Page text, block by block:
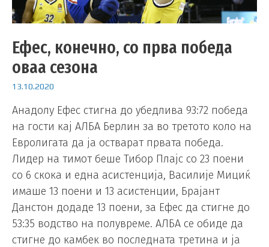
Ефес, конечно, со прва победа
оваа сезона
13.10.2020
Анадолу Ефес стигна до убедлива 93:72 победа
на гости кај АЛБА Берлин за во третото коло на
Евролигата да ја остварат првата победа.
Лидер на тимот беше Тибор Плајс со 23 поени
со 6 скока и една асистенција, Василије Мициќ
имаше 13 поени и 13 асистенции, Брајант
Данстон додаде 13 поени, за Ефес да стигне до
53:35 водство на полувреме. АЛБА се обиде да
стигне до камбек во последната третина и ја